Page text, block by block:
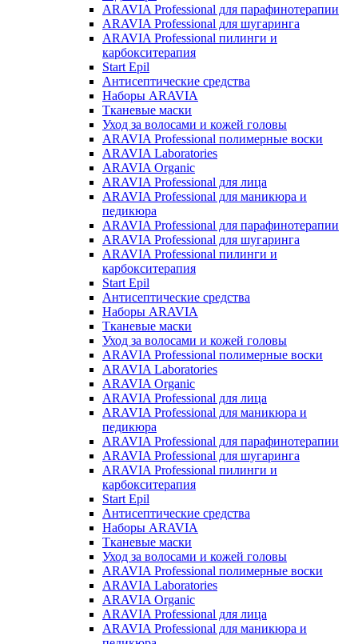
ARAVIA Professional для парафинотерапии
ARAVIA Professional для шугаринга
ARAVIA Professional пилинги и
карбокситерапия
Start Epil
Антисептические средства
Наборы ARAVIA
Тканевые маски
Уход за волосами и кожей головы
ARAVIA Professional полимерные воски
ARAVIA Laboratories
ARAVIA Organic
ARAVIA Professional для лица
ARAVIA Professional для маникюра и
педикюра
ARAVIA Professional для парафинотерапии
ARAVIA Professional для шугаринга
ARAVIA Professional пилинги и
карбокситерапия
Start Epil
Антисептические средства
Наборы ARAVIA
Тканевые маски
Уход за волосами и кожей головы
ARAVIA Professional полимерные воски
ARAVIA Laboratories
ARAVIA Organic
ARAVIA Professional для лица
ARAVIA Professional для маникюра и
педикюра
ARAVIA Professional для парафинотерапии
ARAVIA Professional для шугаринга
ARAVIA Professional пилинги и
карбокситерапия
Start Epil
Антисептические средства
Наборы ARAVIA
Тканевые маски
Уход за волосами и кожей головы
ARAVIA Professional полимерные воски
ARAVIA Laboratories
ARAVIA Organic
ARAVIA Professional для лица
ARAVIA Professional для маникюра и